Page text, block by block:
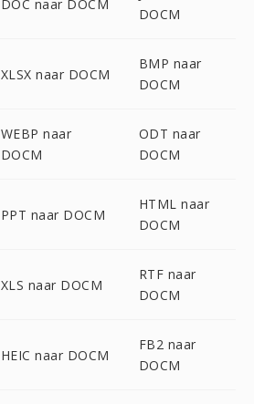
DOC naar DOCM
DOCM
XLSX naar DOCM
BMP naar
DOCM
WEBP naar
DOCM
ODT naar
DOCM
PPT naar DOCM
HTML naar
DOCM
XLS naar DOCM
RTF naar
DOCM
HEIC naar DOCM
FB2 naar
DOCM